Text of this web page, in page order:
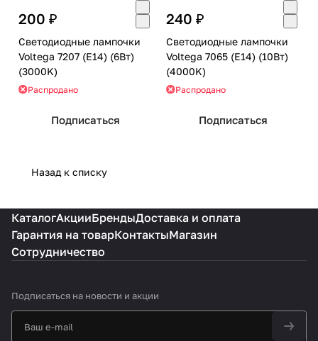
200 ₽
Светодиодные лампочки
Voltega 7207 (E14) (6Вт)
(3000K)
Распродано
Подписаться
240 ₽
Светодиодные лампочки
Voltega 7065 (E14) (10Вт)
(4000K)
Распродано
Подписаться
Назад к списку
КаталогАкцииБрендыДоставка и оплата
Гарантия на товарКонтактыМагазин
Сотрудничество
Подписаться на новости и акции